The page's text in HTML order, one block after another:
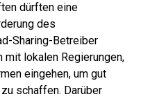
dürften eine
des
Sharing-Betreiber
lokalen Regierungen,
eingehen, um gut
schaffen. Darüber